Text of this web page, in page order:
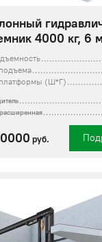
4000 кг, 6 м
(Ш*Г)
руб.